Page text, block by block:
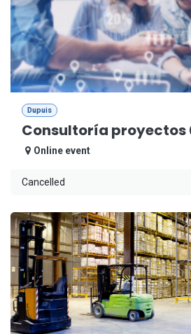
Dupuis
Consultoría proyectos
Online event
Cancelled